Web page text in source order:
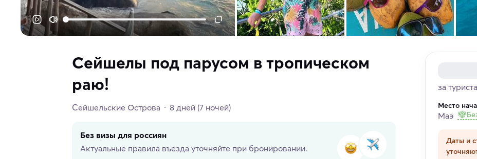
Сейшелы под парусом в тропическом
раю!
Сейшельские Острова 8 дней (7 ночей)
Без визы для россиян
Актуальные правила въезда уточняйте при бронировании.
за
Место
Маэ
Даты и